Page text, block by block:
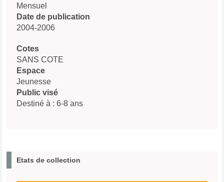
Mensuel
Date de publication
2004-2006
Cotes
SANS COTE
Espace
Jeunesse
Public visé
Destiné à : 6-8 ans
Etats de collection